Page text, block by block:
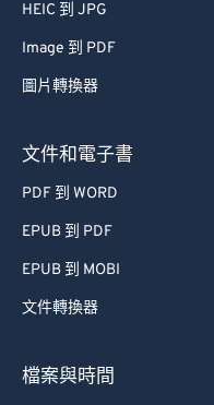
HEIC 到 JPG
Image 到 PDF
圖片轉換器
文件和電子書
PDF 到 WORD
EPUB 到 PDF
EPUB 到 MOBI
文件轉換器
檔案與時間